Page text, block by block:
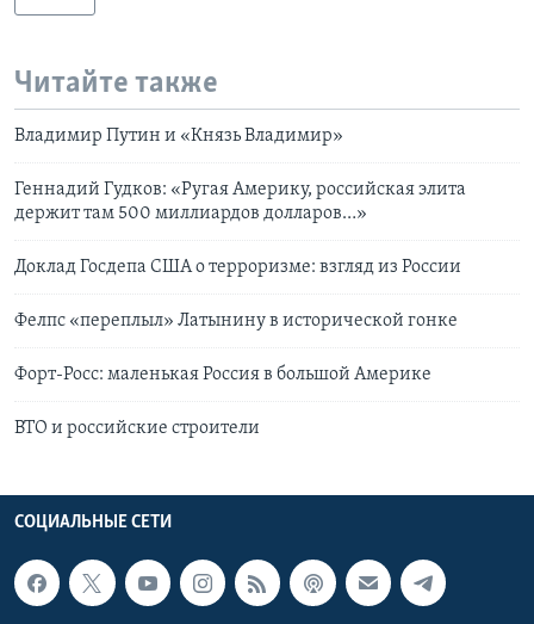
Читайте также
Владимир Путин и «Князь Владимир»
Геннадий Гудков: «Ругая Америку, российская элита
держит там 500 миллиардов долларов…»
Доклад Госдепа США о терроризме: взгляд из России
Фелпс «переплыл» Латынину в исторической гонке
Форт-Росс: маленькая Россия в большой Америке
ВТО и российские строители
СОЦИАЛЬНЫЕ СЕТИ